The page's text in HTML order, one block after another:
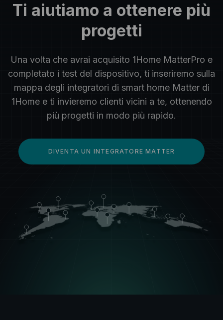
Ti aiutiamo a ottenere più
progetti
Una volta che avrai acquisito 1Home MatterPro e
completato i test del dispositivo, ti inseriremo sulla
mappa degli integratori di smart home Matter di
1Home e ti invieremo clienti vicini a te, ottenendo
più progetti in modo più rapido.
DIVENTA UN INTEGRATORE MATTER